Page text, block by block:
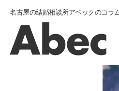
名古屋の結婚相談所アベックのコラ